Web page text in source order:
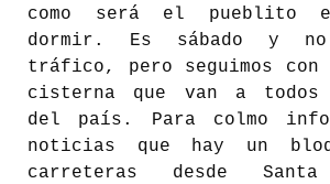
como será el pueblito
dormir. Es sábado y no
tráfico, pero seguimos con
cisterna que van a
del país. Para colmo
noticias que hay un
carreteras desde